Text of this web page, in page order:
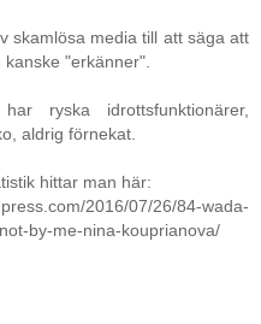
skamlösa media till att säga att
"erkänner".
ryska idrottsfunktionärer,
aldrig förnekat.
hittar man här:
2016/07/26/84-wada-
by-me-nina-kouprianova/